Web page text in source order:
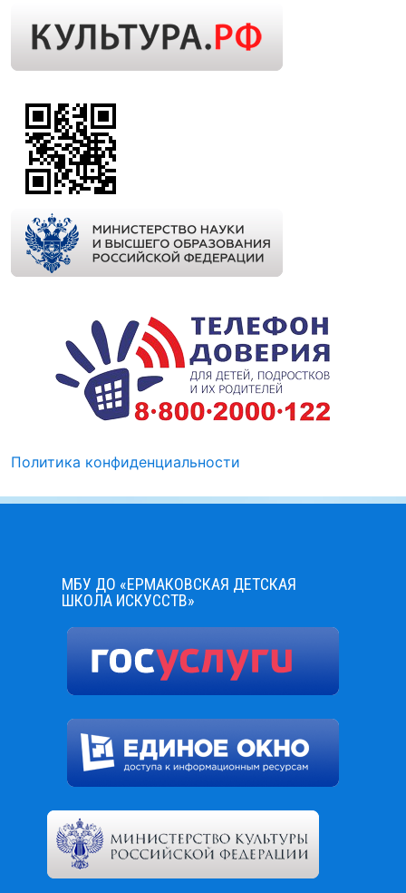
Политика конфиденциальности
МБУ ДО «ЕРМАКОВСКАЯ ДЕТСКАЯ
ШКОЛА ИСКУССТВ»